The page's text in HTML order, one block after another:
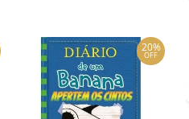
20%
OFF